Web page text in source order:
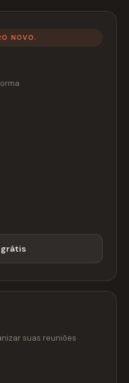
NOVO.
suas reuniões